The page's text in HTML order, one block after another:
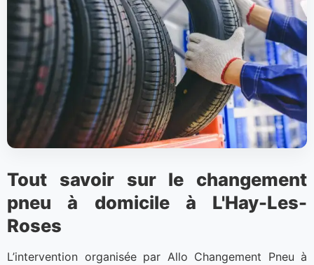
Tout savoir sur le changement
pneu à domicile à L'Hay-Les-
Roses
L’intervention organisée par Allo Changement Pneu à